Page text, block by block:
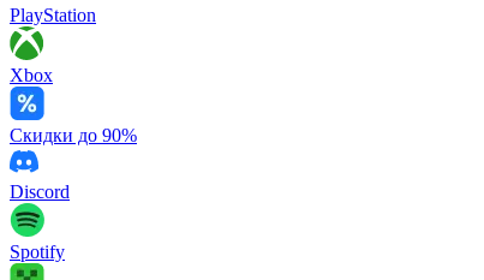
PlayStation
Xbox
Скидки до 90%
Discord
Spotify